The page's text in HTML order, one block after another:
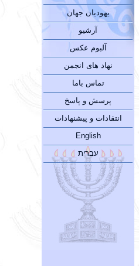
یهودیان جهان
آرشیو
آلبوم عکس
نهاد های انجمن
تماس باما
پرسش و پاسخ
انتقادات و پیشنهادات
English
עברית